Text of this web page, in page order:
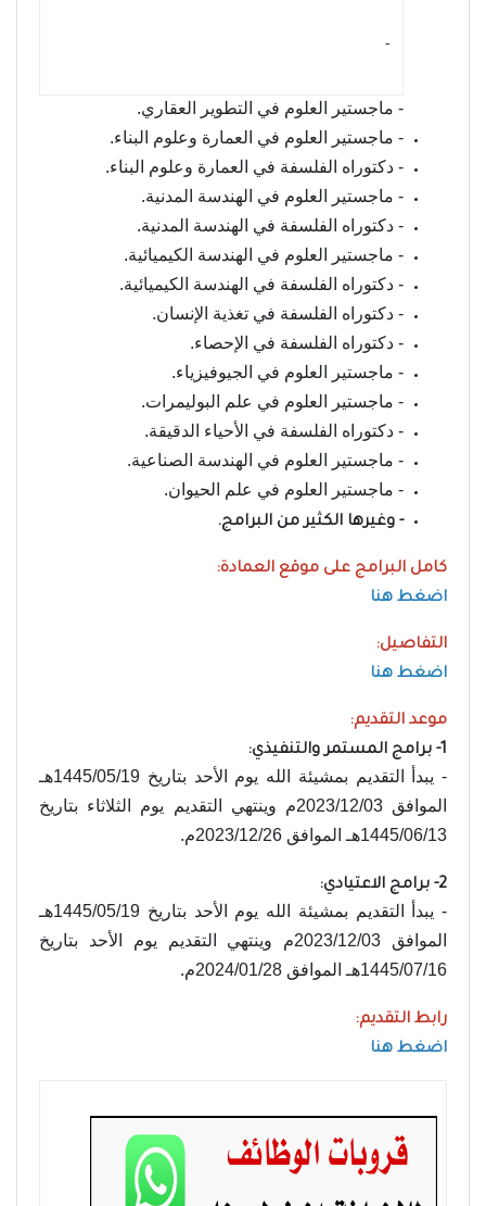
- ‏
- ماجستير العلوم في التطوير العقاري.
- ماجستير العلوم في العمارة وعلوم البناء.
- دكتوراه الفلسفة في العمارة وعلوم البناء.
- ماجستير العلوم في الهندسة المدنية.
- دكتوراه الفلسفة في الهندسة المدنية.
- ماجستير العلوم في الهندسة الكيميائية.
- دكتوراه الفلسفة في الهندسة الكيميائية.
- دكتوراه الفلسفة في تغذية الإنسان.
- دكتوراه الفلسفة في الإحصاء.
- ماجستير العلوم في الجيوفيزياء.
- ماجستير العلوم في علم البوليمرات.
- دكتوراه الفلسفة في الأحياء الدقيقة.
- ماجستير العلوم في الهندسة الصناعية.
- ماجستير العلوم في علم الحيوان.
- وغيرها الكثير من البرامج.
كامل البرامج على موقع العمادة:
اضغط هنا
التفاصيل:
اضغط هنا
موعد التقديم:
1- برامج المستمر والتنفيذي:
- يبدأ التقديم بمشيئة الله يوم الأحد بتاريخ 1445/05/19هـ
الموافق 2023/12/03م وينتهي التقديم يوم الثلاثاء بتاريخ
1445/06/13هـ الموافق 2023/12/26م.
2- برامج الاعتيادي:
- يبدأ التقديم بمشيئة الله يوم الأحد بتاريخ 1445/05/19هـ
الموافق 2023/12/03م وينتهي التقديم يوم الأحد بتاريخ
1445/07/16هـ الموافق 2024/01/28م.
رابط التقديم:
اضغط هنا